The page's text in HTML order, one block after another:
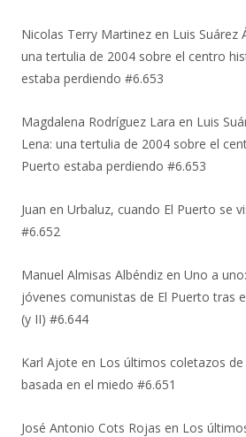
Nicolas Terry Martinez en Luis Suárez
una tertulia de 2004 sobre el centro
estaba perdiendo #6.653
Magdalena Rodríguez Lara en Luis
Lena: una tertulia de 2004 sobre el
Puerto estaba perdiendo #6.653
Juan en Urbaluz, cuando El Puerto se
#6.652
Manuel Almisas Albéndiz en Uno a
jóvenes comunistas de El Puerto tras
(y II) #6.644
Karl Ajote en Los últimos coletazos de
basada en el miedo #6.651
José Antonio Cots Rojas en Los